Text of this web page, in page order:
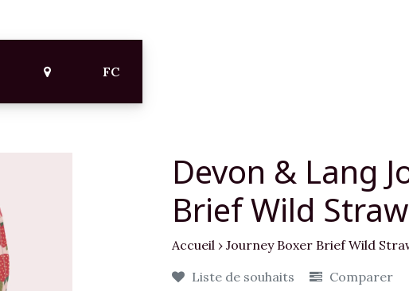
FC
Devon & Lang
Brief Wild
Accueil › Journey Boxer Brief Wild
Liste de souhaits
Comparer